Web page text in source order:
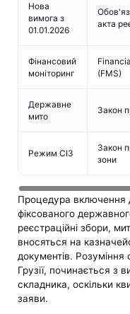
Нова
вимога з
01.01.2026
акта
Фінансовий
моніторинг
(FMS)
Державне
мито
Закон
Режим СІЗ
Закон
зони
Процедура включення
фіксованого
реєстраційні збори,
вносяться на
документів. Розуміння
Грузії, починається з
складника, оскільки
заяви.